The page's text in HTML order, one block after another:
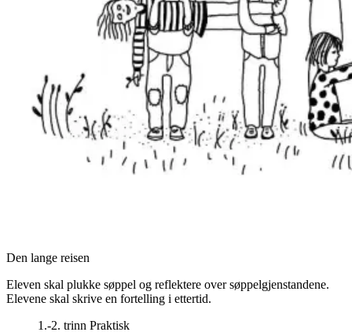
Den lange reisen
Eleven skal plukke søppel og reflektere over søppelgjenstandene.
Elevene skal skrive en fortelling i ettertid.
1.-2. trinn Praktisk